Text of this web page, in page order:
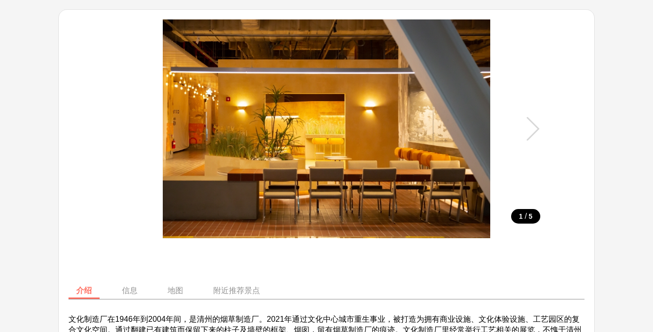
1 / 5
介绍 信息 地图 附近推荐景点
文化制造厂在1946年到2004年间，是清州的烟草制造厂。2021年通过文化中心城市重生事业，被打造为拥有商业设施、文化体验设施、工艺园区的复
合文化空间。通过翻建已有建筑而保留下来的柱子及墙壁的框架、烟囱，留有烟草制造厂的痕迹。文化制造厂里经常举行工艺相关的展览，不愧于清州